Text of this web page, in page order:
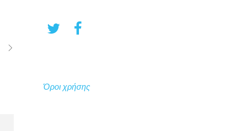
Όροι χρήσης